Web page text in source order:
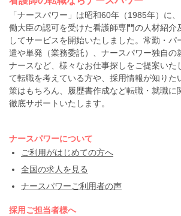
「ナースパワー」は昭和60年（1985年）に
働大臣の認可を受けた看護師専門の人材紹介
してサービスを開始いたしました。常勤・パ
遣や単発（業務委託）、ナースパワー独自の
ナースなど、様々なお仕事探しをご提案いた
て転職を考えている方や、採用情報が知りた
策はもちろん、履歴書作成など転職・就職に
徹底サポートいたします。
ナースパワーについて
ご利用がはじめての方へ
全国の求人を見る
ナースパワーご利用者の声
採用ご担当者様へ